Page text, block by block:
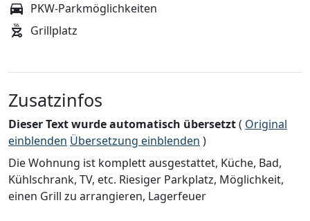
PKW-Parkmöglichkeiten
Grillplatz
Zusatzinfos
Dieser Text wurde automatisch übersetzt( Original
einblenden Übersetzung einblenden )
Die Wohnung ist komplett ausgestattet, Küche, Bad,
Kühlschrank, TV, etc. Riesiger Parkplatz, Möglichkeit,
einen Grill zu arrangieren, Lagerfeuer